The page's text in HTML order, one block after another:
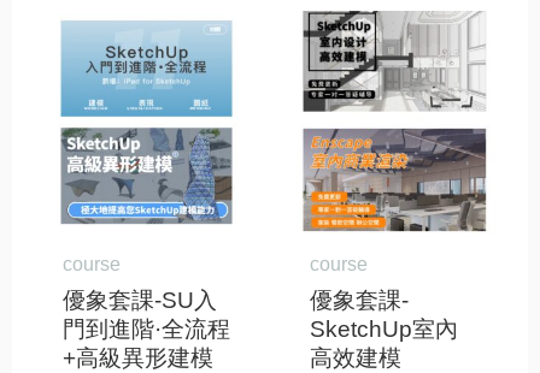
course
優象套課-SU入
門到進階·全流程
+高級異形建模
原
始
價
格：
NT$22,400。
目
前
價
格：
NT$20,000。
course
優象套課-
SketchUp室內
高效建模
原
始
價
格：
NT$28,000。
目
前
價
格：
NT$25,000。